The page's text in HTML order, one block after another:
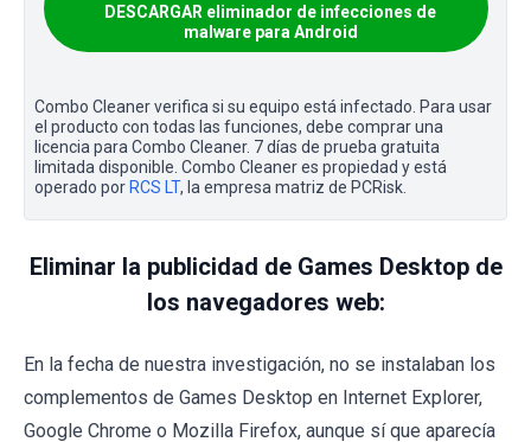
DESCARGAR eliminador de infecciones de
malware para Android
Combo Cleaner verifica si su equipo está infectado. Para usar
el producto con todas las funciones, debe comprar una
licencia para Combo Cleaner. 7 días de prueba gratuita
limitada disponible. Combo Cleaner es propiedad y está
operado por RCS LT, la empresa matriz de PCRisk.
Eliminar la publicidad de Games Desktop de
los navegadores web:
En la fecha de nuestra investigación, no se instalaban los
complementos de Games Desktop en Internet Explorer,
Google Chrome o Mozilla Firefox, aunque sí que aparecía